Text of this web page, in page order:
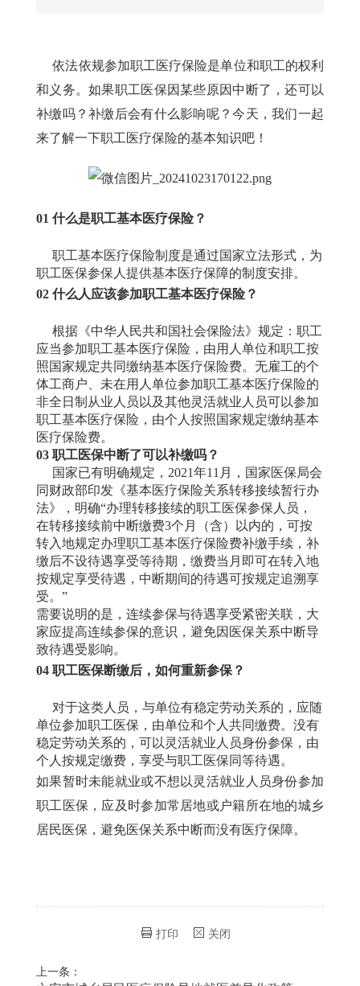
依法依规参加职工医疗保险是单位和职工的权利
和义务。如果职工医保因某些原因中断了，还可以
补缴吗？补缴后会有什么影响呢？今天，我们一起
来了解一下职工医疗保险的基本知识吧！
01 什么是职工基本医疗保险？
职工基本医疗保险制度是通过国家立法形式，为
职工医保参保人提供基本医疗保障的制度安排。
02 什么人应该参加职工基本医疗保险？
根据《中华人民共和国社会保险法》规定：职工
应当参加职工基本医疗保险，由用人单位和职工按
照国家规定共同缴纳基本医疗保险费。无雇工的个
体工商户、未在用人单位参加职工基本医疗保险的
非全日制从业人员以及其他灵活就业人员可以参加
职工基本医疗保险，由个人按照国家规定缴纳基本
医疗保险费。
03 职工医保中断了可以补缴吗？
国家已有明确规定，2021年11月，国家医保局会
同财政部印发《基本医疗保险关系转移接续暂行办
法》，明确“办理转移接续的职工医保参保人员，
在转移接续前中断缴费3个月（含）以内的，可按
转入地规定办理职工基本医疗保险费补缴手续，补
缴后不设待遇享受等待期，缴费当月即可在转入地
按规定享受待遇，中断期间的待遇可按规定追溯享
受。”
需要说明的是，连续参保与待遇享受紧密关联，大
家应提高连续参保的意识，避免因医保关系中断导
致待遇受影响。
04 职工医保断缴后，如何重新参保？
对于这类人员，与单位有稳定劳动关系的，应随
单位参加职工医保，由单位和个人共同缴费。没有
稳定劳动关系的，可以灵活就业人员身份参保，由
个人按规定缴费，享受与职工医保同等待遇。
如果暂时未能就业或不想以灵活就业人员身份参加
职工医保，应及时参加常居地或户籍所在地的城乡
居民医保，避免医保关系中断而没有医疗保障。
打印 关闭
上一条：